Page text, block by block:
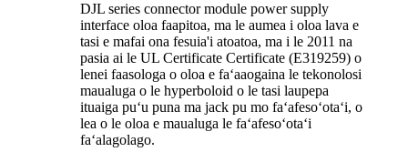
DJL series connector module power supply
interface oloa faapitoa, ma le aumea i oloa lava e
tasi e mafai ona fesuia'i atoatoa, ma i le 2011 na
pasia ai le UL Certificate Certificate (E319259) o
lenei faasologa o oloa e faʻaaogaina le tekonolosi
maualuga o le hyperboloid o le tasi laupepa
ituaiga puʻu puna ma jack pu mo faʻafesoʻotaʻi, o
lea o le oloa e maualuga le faʻafesoʻotaʻi
faʻalagolago.